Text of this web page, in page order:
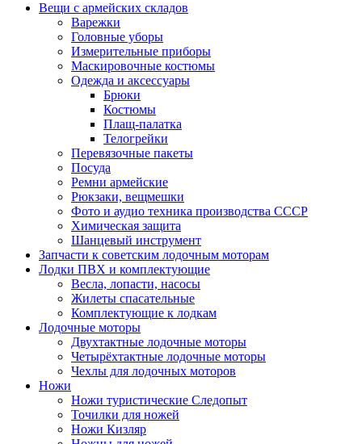
Вещи с армейских складов
Варежки
Головные уборы
Измерительные приборы
Маскировочные костюмы
Одежда и аксессуары
Брюки
Костюмы
Плащ-палатка
Телогрейки
Перевязочные пакеты
Посуда
Ремни армейские
Рюкзаки, вещмешки
Фото и аудио техника производства СССР
Химическая защита
Шанцевый инструмент
Запчасти к советским лодочным моторам
Лодки ПВХ и комплектующие
Весла, лопасти, насосы
Жилеты спасательные
Комплектующие к лодкам
Лодочные моторы
Двухтактные лодочные моторы
Четырёхтактные лодочные моторы
Чехлы для лодочных моторов
Ножи
Ножи туристические Следопыт
Точилки для ножей
Ножи Кизляр